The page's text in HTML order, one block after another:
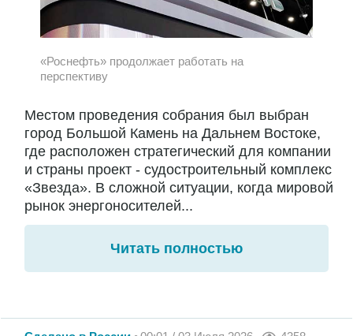
«Роснефть» продолжает работать на
перспективу
Местом проведения собрания был выбран
город Большой Камень на Дальнем Востоке,
где расположен стратегический для компании
и страны проект - судостроительный комплекс
«Звезда». В сложной ситуации, когда мировой
рынок энергоносителей...
Читать полностью